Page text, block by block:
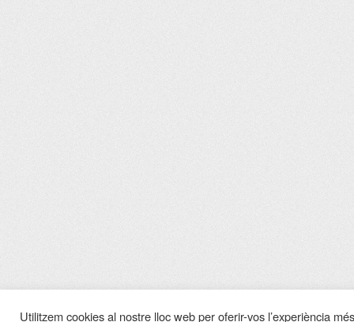
Utilitzem cookies al nostre lloc web per oferir-vos l’experiència